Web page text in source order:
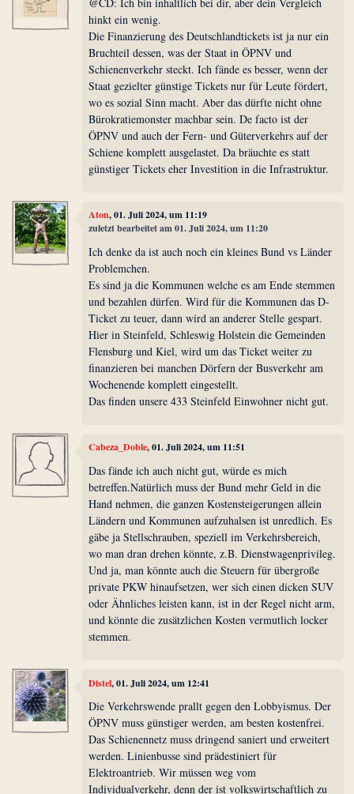
hinkt ein wenig.
Die Finanzierung des Deutschlandtickets ist ja nur ein
Bruchteil dessen, was der Staat in ÖPNV und
Schienenverkehr steckt. Ich fände es besser, wenn der
Staat gezielter günstige Tickets nur für Leute fördert,
wo es sozial Sinn macht. Aber das dürfte nicht ohne
Bürokratiemonster machbar sein. De facto ist der
ÖPNV und auch der Fern- und Güterverkehrs auf der
Schiene komplett ausgelastet. Da bräuchte es statt
günstiger Tickets eher Investition in die Infrastruktur.
Aton, 01. Juli 2024, um 11:19
zuletzt bearbeitet am 01. Juli 2024, um 11:20
Ich denke da ist auch noch ein kleines Bund vs Länder
Problemchen.
Es sind ja die Kommunen welche es am Ende stemmen
und bezahlen dürfen. Wird für die Kommunen das D-
Ticket zu teuer, dann wird an anderer Stelle gespart.
Hier in Steinfeld, Schleswig Holstein die Gemeinden
Flensburg und Kiel, wird um das Ticket weiter zu
finanzieren bei manchen Dörfern der Busverkehr am
Wochenende komplett eingestellt.
Das finden unsere 433 Steinfeld Einwohner nicht gut.
Cabeza_Doble, 01. Juli 2024, um 11:51
Das fände ich auch nicht gut, würde es mich
betreffen.Natürlich muss der Bund mehr Geld in die
Hand nehmen, die ganzen Kostensteigerungen allein
Ländern und Kommunen aufzuhalsen ist unredlich. Es
gäbe ja Stellschrauben, speziell im Verkehrsbereich,
wo man dran drehen könnte, z.B. Dienstwagenprivileg.
Und ja, man könnte auch die Steuern für übergroße
private PKW hinaufsetzen, wer sich einen dicken SUV
oder Ähnliches leisten kann, ist in der Regel nicht arm,
und könnte die zusätzlichen Kosten vermutlich locker
stemmen.
Distel, 01. Juli 2024, um 12:41
Die Verkehrswende prallt gegen den Lobbyismus. Der
ÖPNV muss günstiger werden, am besten kostenfrei.
Das Schienennetz muss dringend saniert und erweitert
werden. Linienbusse sind prädestiniert für
Elektroantrieb. Wir müssen weg vom
Individualverkehr, denn der ist volkswirtschaftlich zu